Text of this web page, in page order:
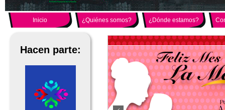
Inicio ¿Quiénes somos? ¿Dónde estamos?
Hacen parte: